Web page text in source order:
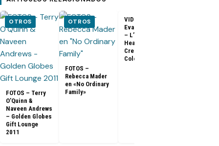
OTROS
FOTOS – Terry
O’Quinn &
Naveen Andrews
– Golden Globes
Gift Lounge
2011
OTROS
FOTOS –
Rebecca Mader
en «No Ordinary
Family»
VIDEO –
Evangeline Lilly
– L’Oreal
Healthy Look
Creme Gloss
Color [HD]